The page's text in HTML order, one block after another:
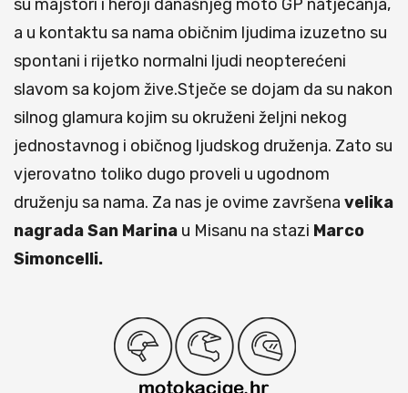
su majstori i heroji današnjeg moto GP natjecanja,
a u kontaktu sa nama običnim ljudima izuzetno su
spontani i rijetko normalni ljudi neopterećeni
slavom sa kojom žive.Stječe se dojam da su nakon
silnog glamura kojim su okruženi željni nekog
jednostavnog i običnog ljudskog druženja. Zato su
vjerovatno toliko dugo proveli u ugodnom
druženju sa nama. Za nas je ovime završena velika
nagrada San Marina u Misanu na stazi Marco
Simoncelli.